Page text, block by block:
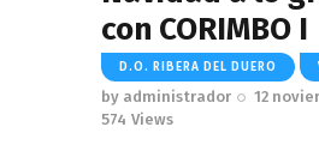
con CORIMBO I
D.O. RIBERA DEL DUERO
by administrador
12
574 Views